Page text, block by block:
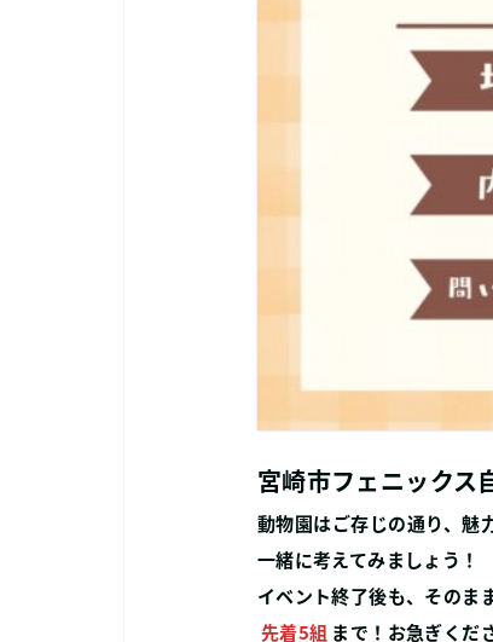
宮崎市フェニック
動物園はご存じの通り、魅
一緒に考えてみましょう！
イベント終了後も、そのま
先着5組 まで！お急ぎくだ